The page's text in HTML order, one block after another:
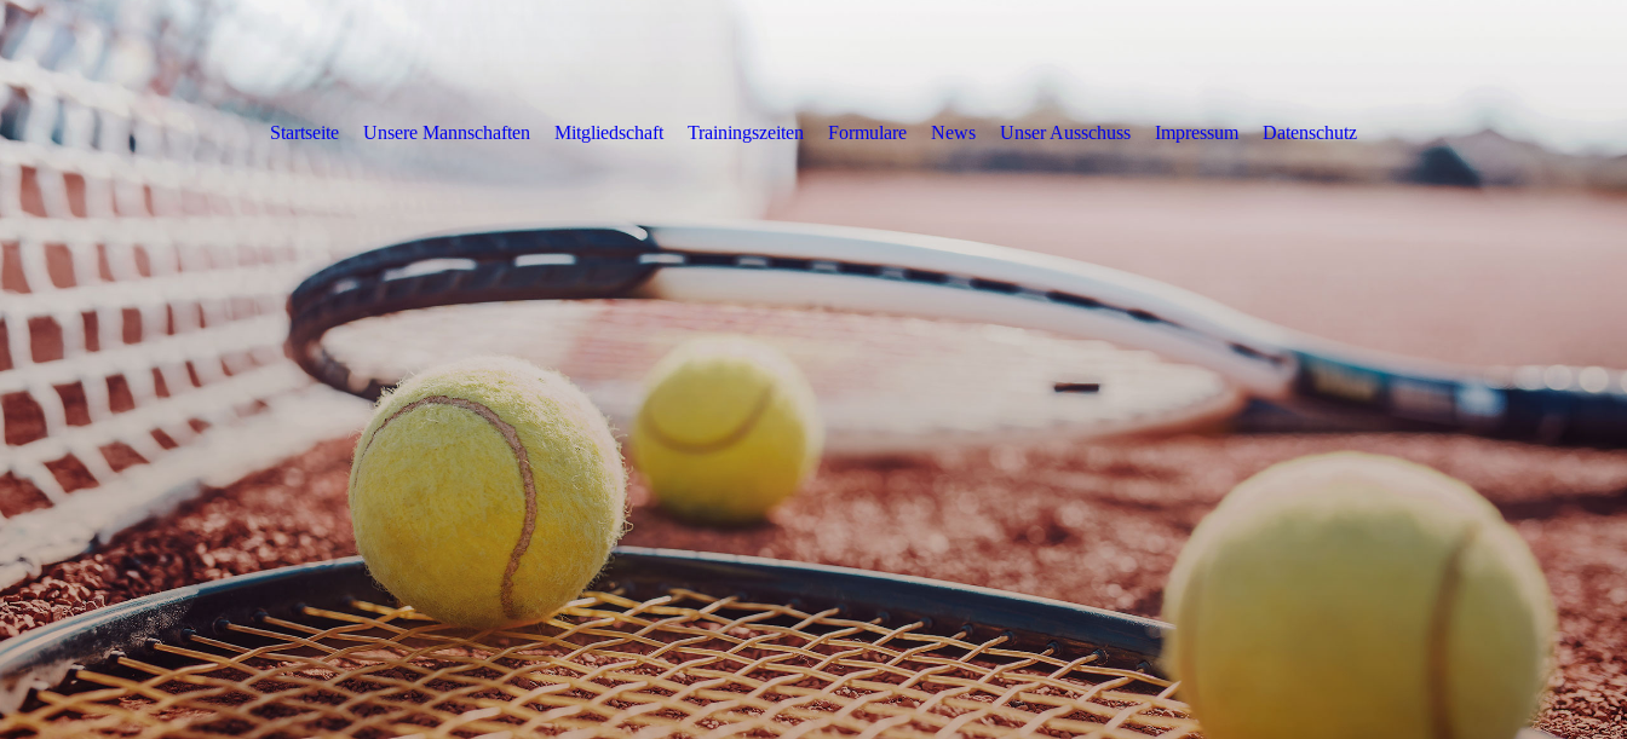
Startseite Unsere Mannschaften Mitgliedschaft Trainingszeiten Formulare News Unser Ausschuss Impressum Datenschutz